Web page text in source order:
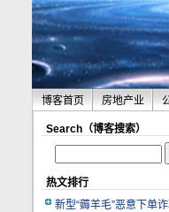
博客首页 房地产业
Search（博客搜索）
热文排行
新型“薅羊毛”恶意下单诈